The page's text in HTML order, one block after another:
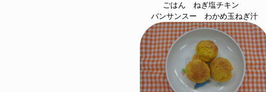
ごはん ねぎ塩チキン
バンサンスー わかめ玉ねぎ汁